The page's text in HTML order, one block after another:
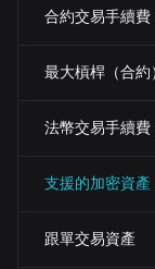
合約交易手續費
最大槓桿（合約
法幣交易手續費
支援的加密資產
跟單交易資產